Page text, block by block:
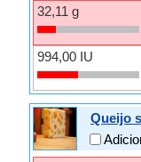
32,11 g
994,00 IU
Queijo